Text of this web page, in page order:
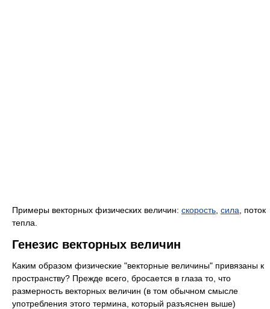
Примеры векторных физических величин: скорость сила , поток
тепла.
Генезис векторных величин
Каким образом физические "векторные величины" привязаны к
пространству? Прежде всего, бросается в глаза то, что
размерность векторных величин (в том обычном смысле
употребления этого термина, который разъяснен выше)